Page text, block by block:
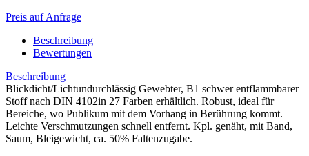
Preis auf Anfrage
Beschreibung
Bewertungen
Beschreibung
Blickdicht/Lichtundurchlässig Gewebter, B1 schwer entflammbarer
Stoff nach DIN 4102in 27 Farben erhältlich. Robust, ideal für
Bereiche, wo Publikum mit dem Vorhang in Berührung kommt.
Leichte Verschmutzungen schnell entfernt. Kpl. genäht, mit Band,
Saum, Bleigewicht, ca. 50% Faltenzugabe.